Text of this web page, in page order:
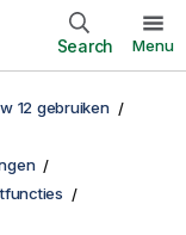
Search Menu
12 gebruiken